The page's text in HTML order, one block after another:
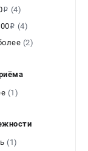
i (4)
i (4)
(2)
(1)
(1)